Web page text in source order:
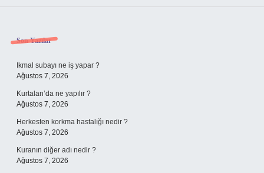
Sidebar
Son Yazılar
Ikmal subayı ne iş yapar ?
Ağustos 7, 2026
Kurtalan’da ne yapılır ?
Ağustos 7, 2026
Herkesten korkma hastalığı nedir ?
Ağustos 7, 2026
Kuranın diğer adı nedir ?
Ağustos 7, 2026